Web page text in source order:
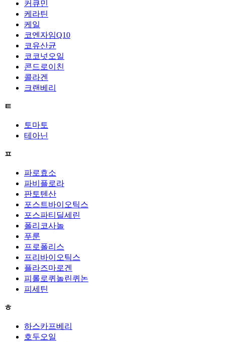
커큐민
케라틴
케일
코엔자임Q10
코유산균
코코넛오일
콘드로이친
콜라겐
크랜베리
ㅌ
토마토
테아닌
ㅍ
파로효소
파비플로라
판토텐산
포스트바이오틱스
포스파티딜세린
폴리코사놀
푸룬
프로폴리스
프리바이오틱스
플라즈마로겐
피롤로퀴놀린퀴논
피세틴
ㅎ
하스카프베리
호두오일